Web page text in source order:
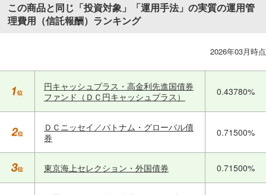
この商品と同じ「投資対象」「運用手法」の実質の運用管
理費用（信託報酬）ランキング
2026年03月時点
円キャッシュプラス・高金利先進国債券
ファンド（ＤＣ円キャッシュプラス）
0.43780%
ＤＣニッセイ／パトナム・グローバル債
券
0.71500%
東京海上セレクション・外国債券 0.71500%